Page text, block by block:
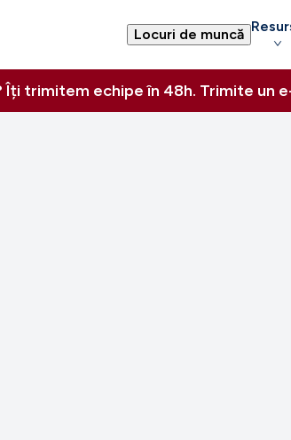
Locuri de muncă
Îți trimitem echipe în 48h. Trimite un